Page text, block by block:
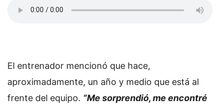
El entrenador mencionó que hace,
aproximadamente, un año y medio que está al
frente del equipo. “Me sorprendió, me encontré